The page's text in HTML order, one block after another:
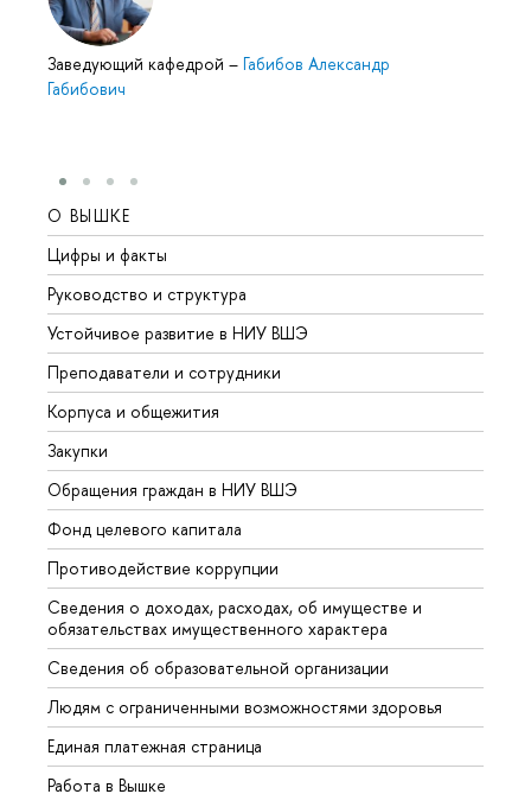
Заведующий кафедрой – Габибов Александр
Габибович
О ВЫШКЕ
Цифры и факты
Руководство и структура
Устойчивое развитие в НИУ ВШЭ
Преподаватели и сотрудники
Корпуса и общежития
Закупки
Обращения граждан в НИУ ВШЭ
Фонд целевого капитала
Противодействие коррупции
Сведения о доходах, расходах, об имуществе и
обязательствах имущественного характера
Сведения об образовательной организации
Людям с ограниченными возможностями здоровья
Единая платежная страница
Работа в Вышке